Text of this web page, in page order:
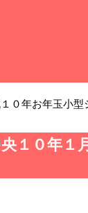
０年お年玉小型
１０年１